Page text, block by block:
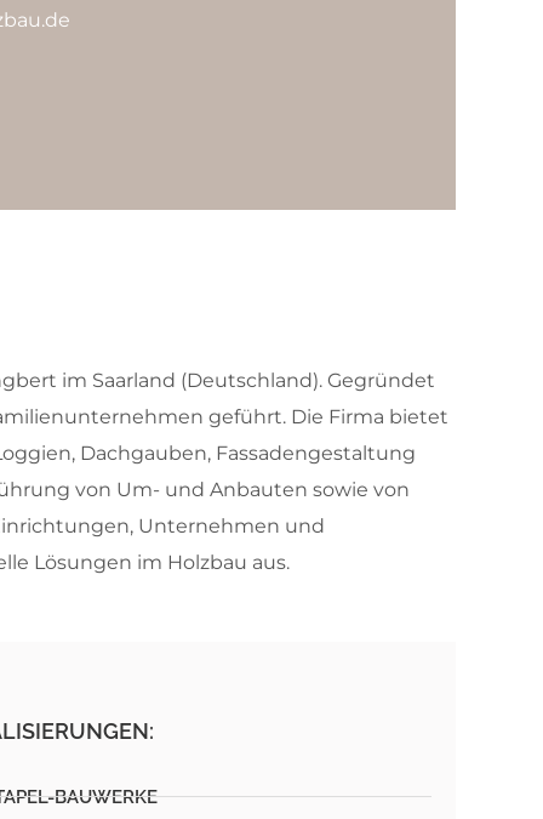
im Saarland (Deutschland). Gegründet
geführt. Die Firma bietet
Dachgauben, Fassadengestaltung
von Um- und Anbauten sowie von
Unternehmen und
Lösungen im Holzbau aus.
BAUWERKE